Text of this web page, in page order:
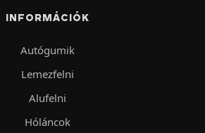
INFORMÁCIÓK
Autógumik
Lemezfelni
Alufelni
Hóláncok